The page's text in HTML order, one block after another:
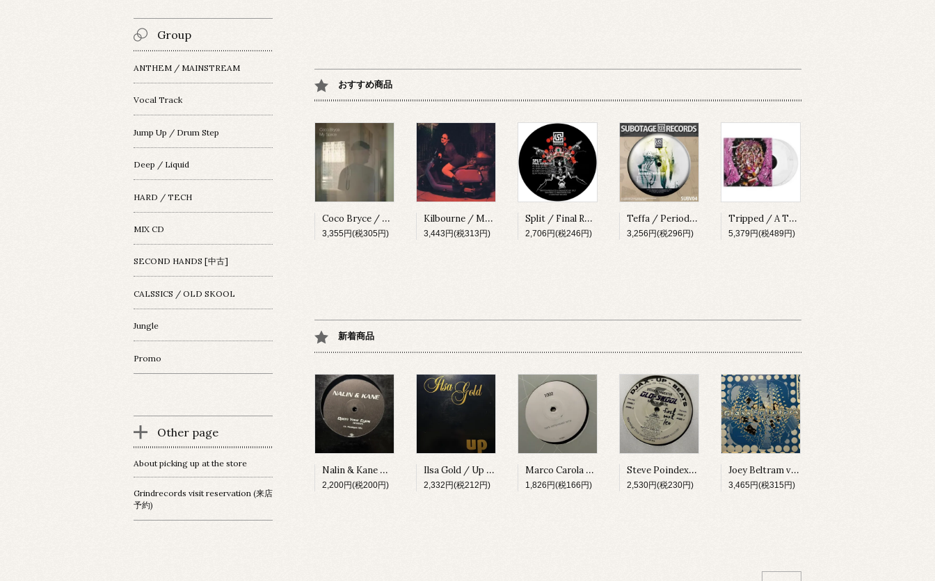
おすすめ商品
Coco Bryce / My Space [PRSPCT299][2023]
3,355円(税305円)
Kilbourne / Milkshake [PRSPCT304][2023]
3,443円(税313円)
Split / Final Round EP [SUBV03][2023]
2,706円(税246円)
Teffa / Periodic Wave EP [SUBV04][2023]
3,256円(税296円)
Tripped / A Thing About Something [MADLP001][2023]
5,379円(税489円)
新着商品
Nalin & Kane / Open Your Eyes (Remixes) [URBDJ2042][1999]
2,200円(税200円)
Ilsa Gold / Up [GIANT13][2002]
2,332円(税212円)
Marco Carola / 1002 (Hertz Compressed Remix) [ELPREMIX01][2005]
1,826円(税166円)
Steve Poindexter & Kareem Smith / Old-Skool [DJAX-UP-328][2000]
2,530円(税230円)
Joey Beltram vs. Technasia / The Start It Up (Remix) [GLASS001][2000]
3,465円(税315円)
Group
ANTHEM / MAINSTREAM
Vocal Track
Jump Up / Drum Step
Deep / Liquid
HARD / TECH
MIX CD
SECOND HANDS [中古]
CALSSICS / OLD SKOOL
Jungle
Promo
Other page
About picking up at the store
Grindrecords visit reservation (来店
予約)